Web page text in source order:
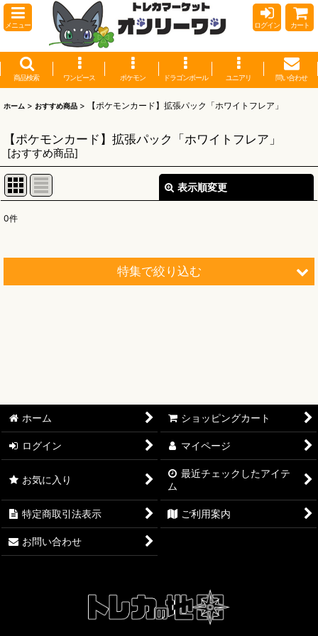
メニュー ログイン カート
商品検索 ワンピース ポケモン ドラゴンボール ユニアリ 問い合わせ
ホーム > おすすめ商品 > 【ポケモンカード】拡張パック「ホワイトフレア」
【ポケモンカード】拡張パック「ホワイトフレア」
[おすすめ商品]
表示順変更
0件
特集で絞り込む
【ワンピースカード】ブースターパック 決戦の刻【OP-16】
【ワンピースカード】ブースターパック 神の島の冒険【OP-
15】
【ワンピースカード】エクストラブースター EGGHEAD
CRISIS【EB-04】
【ワンピースカード】ブースターパック 蒼海の七傑【OP-14】
【ワンピースカード】ブースターパック 受け継がれる意志
ホーム ショッピングカート
ログイン マイページ
お気に入り
最近チェックしたアイテ
ム
特定商取引法表示 ご利用案内
お問い合わせ